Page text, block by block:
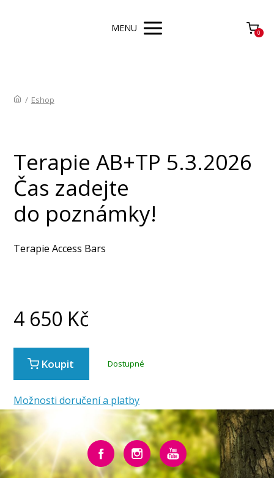
MENU 0
/ Eshop
Terapie AB+TP 5.3.2026
Čas zadejte
do poznámky!
Terapie Access Bars
4 650 Kč
Koupit Dostupné
Možnosti doručení a platby